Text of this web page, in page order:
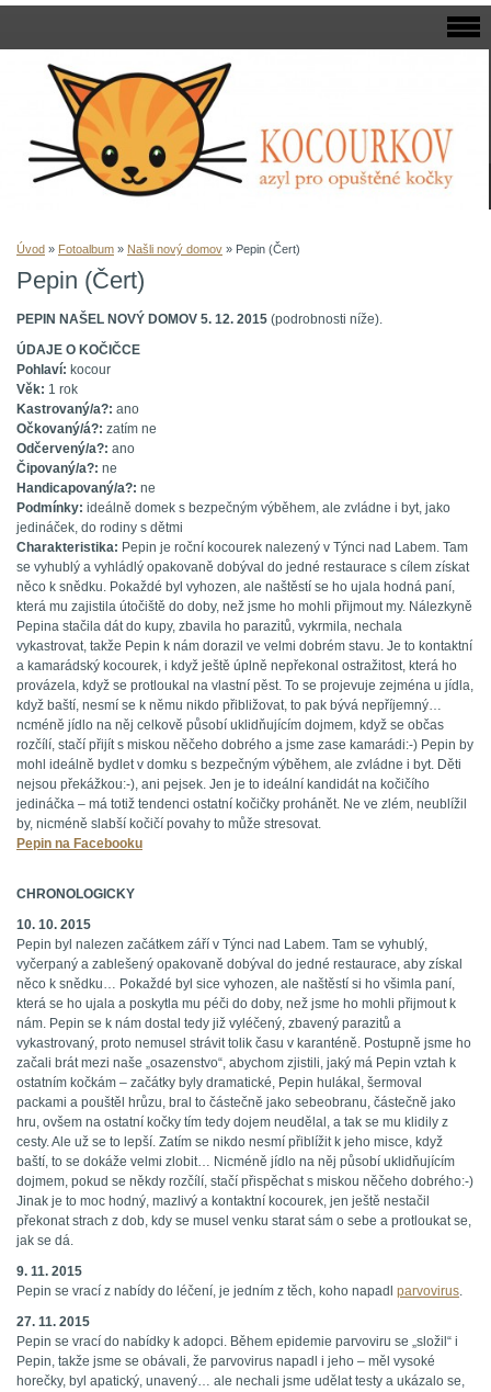
Úvod » Fotoalbum » Našli nový domov » Pepin (Čert)
Pepin (Čert)
PEPIN NAŠEL NOVÝ DOMOV 5. 12. 2015 (podrobnosti níže).
ÚDAJE O KOČIČCE
Pohlaví: kocour
Věk: 1 rok
Kastrovaný/a?: ano
Očkovaný/á?: zatím ne
Odčervený/a?: ano
Čipovaný/a?: ne
Handicapovaný/a?: ne
Podmínky: ideálně domek s bezpečným výběhem, ale zvládne i byt, jako
jedináček, do rodiny s dětmi
Charakteristika: Pepin je roční kocourek nalezený v Týnci nad Labem. Tam
se vyhublý a vyhládlý opakovaně dobýval do jedné restaurace s cílem získat
něco k snědku. Pokaždé byl vyhozen, ale naštěstí se ho ujala hodná paní,
která mu zajistila útočiště do doby, než jsme ho mohli přijmout my. Nálezkyně
Pepina stačila dát do kupy, zbavila ho parazitů, vykrmila, nechala
vykastrovat, takže Pepin k nám dorazil ve velmi dobrém stavu. Je to kontaktní
a kamarádský kocourek, i když ještě úplně nepřekonal ostražitost, která ho
provázela, když se protloukal na vlastní pěst. To se projevuje zejména u jídla,
když baští, nesmí se k němu nikdo přibližovat, to pak bývá nepříjemný…
ncméně jídlo na něj celkově působí uklidňujícím dojmem, když se občas
rozčílí, stačí přijít s miskou něčeho dobrého a jsme zase kamarádi:-) Pepin by
mohl ideálně bydlet v domku s bezpečným výběhem, ale zvládne i byt. Děti
nejsou překážkou:-), ani pejsek. Jen je to ideální kandidát na kočičího
jedináčka – má totiž tendenci ostatní kočičky prohánět. Ne ve zlém, neublížil
by, nicméně slabší kočičí povahy to může stresovat.
Pepin na Facebooku
CHRONOLOGICKY
10. 10. 2015
Pepin byl nalezen začátkem září v Týnci nad Labem. Tam se vyhublý,
vyčerpaný a zablešený opakovaně dobýval do jedné restaurace, aby získal
něco k snědku… Pokaždé byl sice vyhozen, ale naštěstí si ho všimla paní,
která se ho ujala a poskytla mu péči do doby, než jsme ho mohli přijmout k
nám. Pepin se k nám dostal tedy již vyléčený, zbavený parazitů a
vykastrovaný, proto nemusel strávit tolik času v karanténě. Postupně jsme ho
začali brát mezi naše „osazenstvo“, abychom zjistili, jaký má Pepin vztah k
ostatním kočkám – začátky byly dramatické, Pepin hulákal, šermoval
packami a pouštěl hrůzu, bral to částečně jako sebeobranu, částečně jako
hru, ovšem na ostatní kočky tím tedy dojem neudělal, a tak se mu klidily z
cesty. Ale už se to lepší. Zatím se nikdo nesmí přiblížit k jeho misce, když
baští, to se dokáže velmi zlobit… Nicméně jídlo na něj působí uklidňujícím
dojmem, pokud se někdy rozčílí, stačí přispěchat s miskou něčeho dobrého:-)
Jinak je to moc hodný, mazlivý a kontaktní kocourek, jen ještě nestačil
překonat strach z dob, kdy se musel venku starat sám o sebe a protloukat se,
jak se dá.
9. 11. 2015
Pepin se vrací z nabídy do léčení, je jedním z těch, koho napadl parvovirus.
27. 11. 2015
Pepin se vrací do nabídky k adopci. Během epidemie parvoviru se „složil“ i
Pepin, takže jsme se obávali, že parvovirus napadl i jeho – měl vysoké
horečky, byl apatický, unavený… ale nechali jsme udělat testy a ukázalo se,